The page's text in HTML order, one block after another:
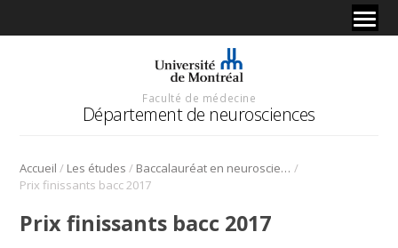
Faculté de médecine
Département de neurosciences
Accueil / Les études / Baccalauréat en neurosciences /
Prix finissants bacc 2017
Prix finissants bacc 2017